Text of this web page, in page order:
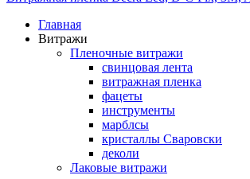
Главная
Витражи
Пленочные витражи
свинцовая лента
витражная пленка
фацеты
инструменты
марблсы
кристаллы Сваровски
деколи
Лаковые витражи